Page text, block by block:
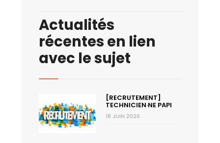
Actualités
récentes en lien
avec le sujet
[RECRUTEMENT]
TECHNICIEN·NE PAPI
18 JUIN 2026